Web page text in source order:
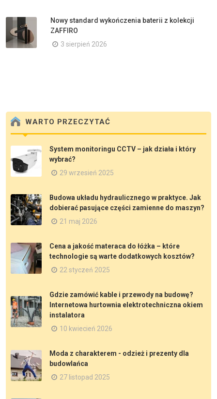
Nowy standard wykończenia baterii z kolekcji
ZAFFIRO
3 sierpień 2026
WARTO PRZECZYTAĆ
System monitoringu CCTV – jak działa i który
wybrać?
29 wrzesień 2025
Budowa układu hydraulicznego w praktyce. Jak
dobierać pasujące części zamienne do maszyn?
21 maj 2026
Cena a jakość materaca do łóżka – które
technologie są warte dodatkowych kosztów?
22 styczeń 2025
Gdzie zamówić kable i przewody na budowę?
Internetowa hurtownia elektrotechniczna okiem
instalatora
10 kwiecień 2026
Moda z charakterem - odzież i prezenty dla
budowlańca
27 listopad 2025